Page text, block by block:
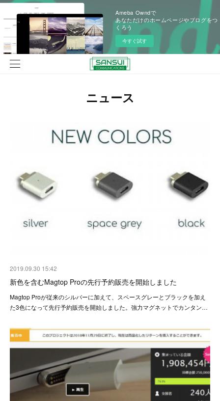
Ameba Owndで
あなただけのホームページやブログをつ
くろう
今すぐ試す
ニュース
2019.09.30 15:42
新色を含むMagtop Proの先行予約販売を開始しました
Magtop Proが従来のシルバーに加えて、スペースグレーとブラックを加え
た3色になって先行予約販売を開始しました。強力マグネットでカンタン…